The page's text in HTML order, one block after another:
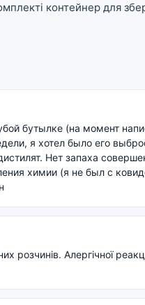
контейнер для
бутылке (на момент
я хотел было его
Нет запаха
химии (я не был с
розчинів. Алергічної